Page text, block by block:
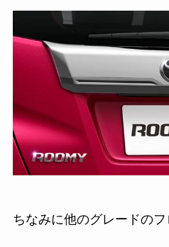
ちなみに他のグレードの